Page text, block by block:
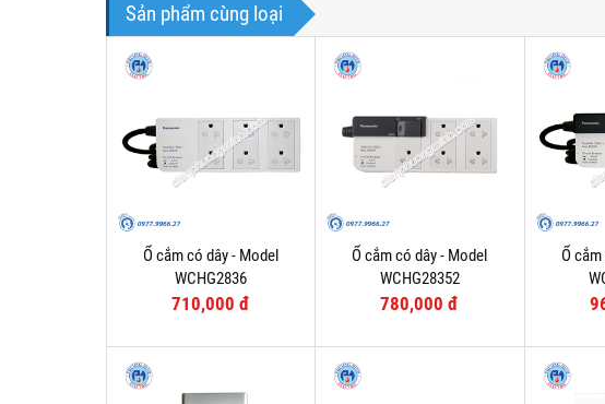
Sản phẩm cùng loại
Ổ cắm có dây - Model
WCHG2836
710,000 đ
Ổ cắm có dây - Model
WCHG28352
780,000 đ
Ổ